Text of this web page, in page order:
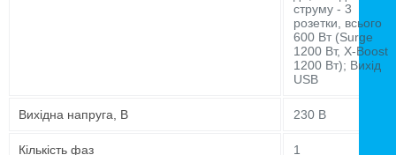
струму - 3
розетки, всього
600 Вт (Surge
1200 Вт, X-Boost
1200 Вт); Вихід
USB
Вихідна напруга, В 230 В
Кількість фаз 1